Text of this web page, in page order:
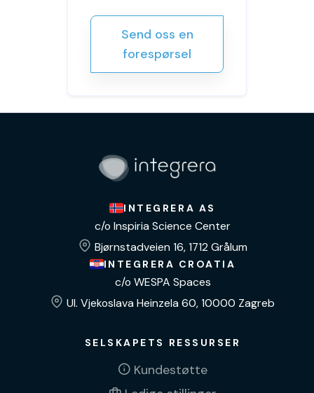
Send oss en
forespørsel
INTEGRERA AS
c/o Inspiria Science Center
Bjørnstadveien 16, 1712 Grålum
INTEGRERA CROATIA
c/o WESPA Spaces
Ul. Vjekoslava Heinzela 60, 10000 Zagreb
SELSKAPETS RESSURSER
Kundestøtte